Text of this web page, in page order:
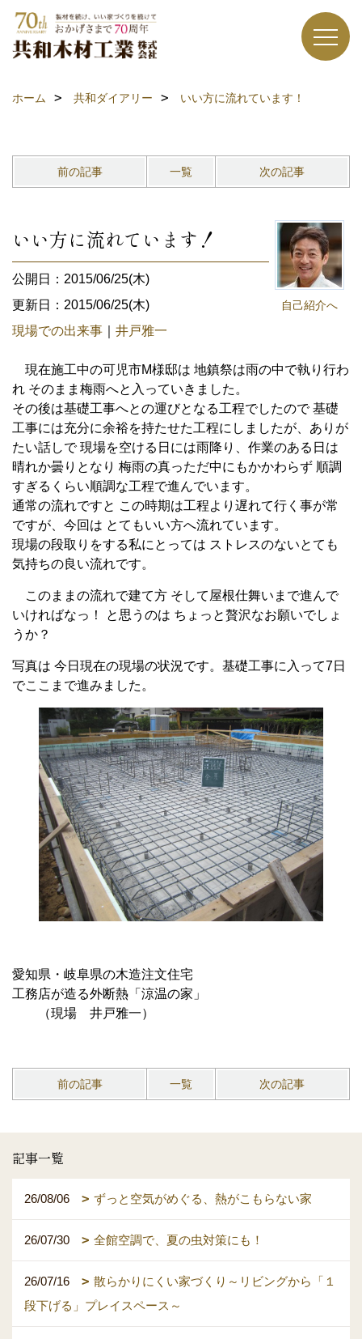
ホーム 共和ダイアリー いい方に流れています！
前の記事 一覧 次の記事
自己紹介へ
いい方に流れています！
公開日：2015/06/25(木)
更新日：2015/06/25(木)
現場での出来事
井戸雅一
現在施工中の可児市M様邸は 地鎮祭は雨の中で執り行わ
れ そのまま梅雨へと入っていきました。
その後は基礎工事へとの運びとなる工程でしたので 基礎
工事には充分に余裕を持たせた工程にしましたが、ありが
たい話しで 現場を空ける日には雨降り、作業のある日は
晴れか曇りとなり 梅雨の真っただ中にもかかわらず 順調
すぎるくらい順調な工程で進んでいます。
通常の流れですと この時期は工程より遅れて行く事が常
ですが、今回は とてもいい方へ流れています。
現場の段取りをする私にとっては ストレスのないとても
気持ちの良い流れです。
このままの流れで建て方 そして屋根仕舞いまで進んで
いければなっ！ と思うのは ちょっと贅沢なお願いでしょ
うか？
写真は 今日現在の現場の状況です。基礎工事に入って7日
でここまで進みました。
愛知県・岐阜県の木造注文住宅
工務店が造る外断熱「涼温の家」
（現場 井戸雅一）
前の記事 一覧 次の記事
記事一覧
26/08/06 ずっと空気がめぐる、熱がこもらない家
26/07/30 全館空調で、夏の虫対策にも！
26/07/16
散らかりにくい家づくり～リビングから「１
段下げる」プレイスペース～